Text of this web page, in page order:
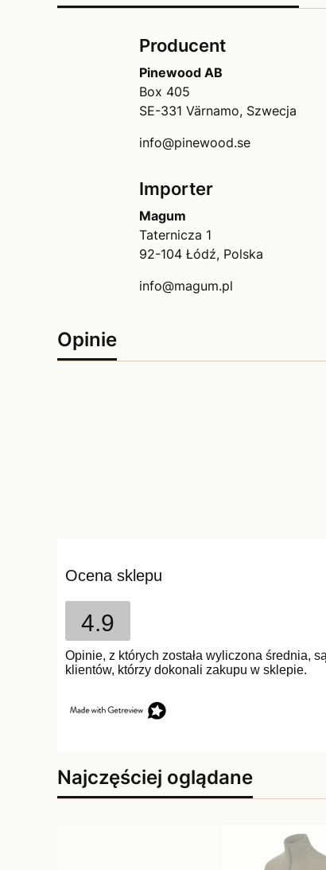
Producent
Pinewood AB
Box 405
SE-331 Värnamo, Szwecja
info@pinewood.se
Importer
Magum
Taternicza 1
92-104 Łódź, Polska
info@magum.pl
Opinie
Ocena sklepu
4.9
Opinie, z których została wyliczona średnia,
klientów, którzy dokonali zakupu w sklepie.
Najczęściej oglądane